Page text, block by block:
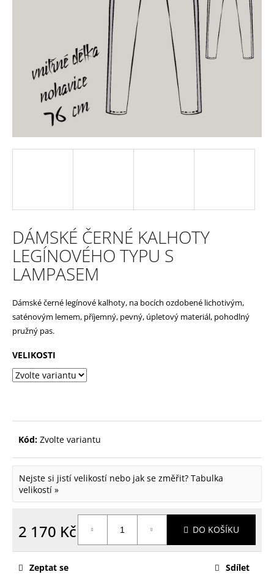
DÁMSKÉ ČERNÉ KALHOTY
LEGÍNOVÉHO TYPU S
LAMPASEM
Dámské černé legínové kalhoty, na bocích ozdobené lichotivým,
saténovým lemem, příjemný, pevný, úpletový materiál, pohodlný
pružný pas.
VELIKOSTI
Kód: Zvolte variantu
Nejste si jistí velikostí nebo jak se změřit? Tabulka
velikostí »
2 170 Kč DO KOŠÍKU
Zeptat se Sdílet
D
o
o
r
u
č
u
e
m
e